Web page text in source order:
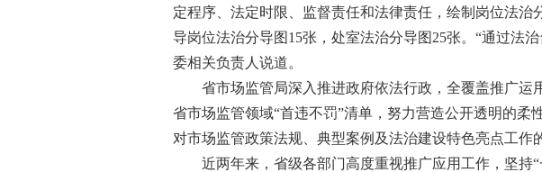
定程序、法定时限、监督责任和法律责任，绘制岗位法治
导岗位法治分导图15张，处室法治分导图25张。“通过法
委相关负责人说道。
省市场监管局深入推进政府依法行政，全覆盖推广运
省市场监管领域“首违不罚”清单，努力营造公开透明的
对市场监管政策法规、典型案例及法治建设特色亮点工作
近两年来，省级各部门高度重视推广应用工作，坚持“